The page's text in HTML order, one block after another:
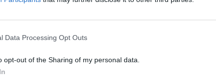
Data Processing Opt Outs
opt-out of the Sharing of my personal data.